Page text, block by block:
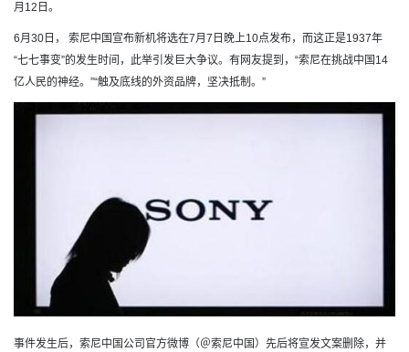
月12日。
6月30日， 索尼中国宣布新机将选在7月7日晚上10点发布，而这正是1937年
“七七事变”的发生时间，此举引发巨大争议。有网友提到，“索尼在挑战中国14
亿人民的神经。”“触及底线的外资品牌，坚决抵制。”
事件发生后，索尼中国公司官方微博（＠索尼中国）先后将宣发文案删除，并